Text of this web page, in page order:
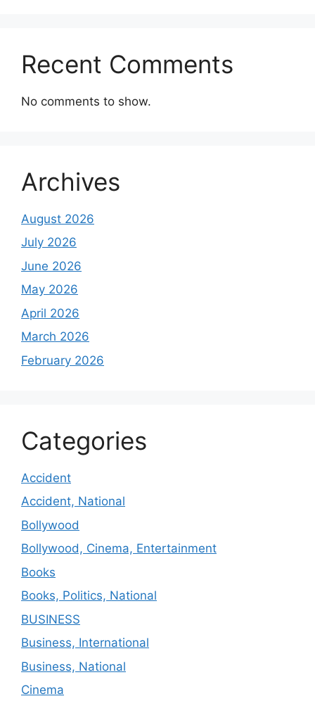
Recent Comments
No comments to show.
Archives
August 2026
July 2026
June 2026
May 2026
April 2026
March 2026
February 2026
Categories
Accident
Accident, National
Bollywood
Bollywood, Cinema, Entertainment
Books
Books, Politics, National
BUSINESS
Business, International
Business, National
Cinema